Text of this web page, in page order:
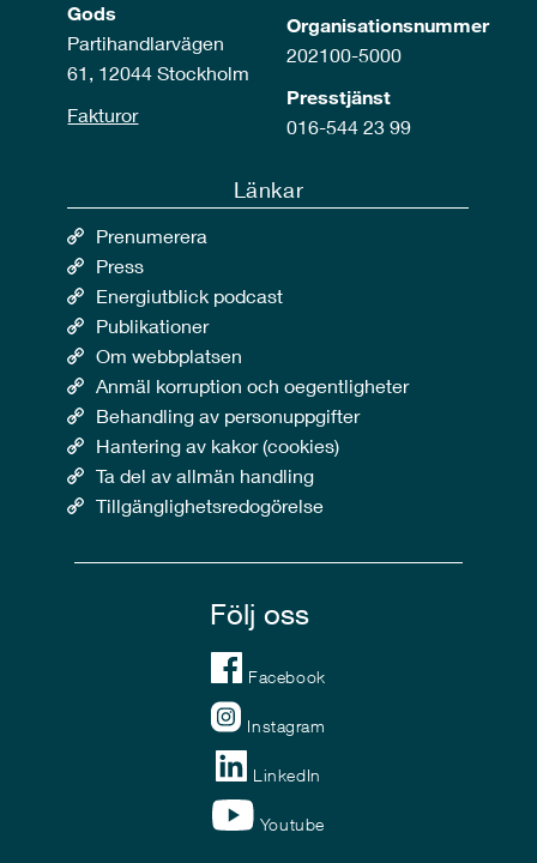
Gods
Partihandlarvägen
61, 12044 Stockholm
Fakturor
Organisationsnummer
202100-5000
Presstjänst
016-544 23 99
Länkar
Prenumerera
Press
Energiutblick podcast
Publikationer
Om webbplatsen
Anmäl korruption och oegentligheter
Behandling av personuppgifter
Hantering av kakor (cookies)
Ta del av allmän handling
Tillgänglighetsredogörelse
Följ oss
Facebook
Instagram
LinkedIn
Youtube